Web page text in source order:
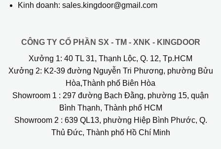
Kinh doanh: sales.kingdoor@gmail.com
CÔNG TY CỔ PHẦN SX - TM - XNK - KINGDOOR
Xưởng 1: 40 TL 31, Thạnh Lộc, Q. 12, Tp.HCM
Xưởng 2: K2-39 đường Nguyễn Tri Phương, phường Bửu
Hòa,Thành phố Biên Hòa
Showroom 1 : 297 đường Bạch Đằng, phường 15, quận
Bình Thạnh, Thành phố HCM
Showroom 2 : 639 QL13, phường Hiệp Bình Phước, Q.
Thủ Đức, Thành phố Hồ Chí Minh